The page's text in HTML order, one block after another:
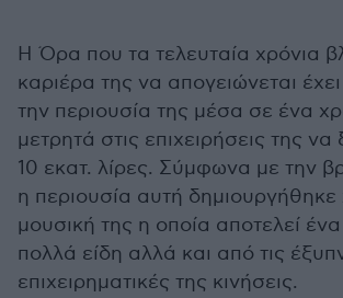
Η Όρα που τα τελευταία χρόνια
καριέρα της να απογειώνεται
την περιουσία της μέσα σε ένα
μετρητά στις επιχειρήσεις της
10 εκατ. λίρες. Σύμφωνα με την
η περιουσία αυτή δημιουργήθηκε
μουσική της η οποία αποτελεί
πολλά είδη αλλά και από τις
επιχειρηματικές της κινήσεις.